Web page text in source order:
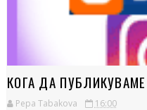
КОГА ДА
Pepa Tabakova 16:00